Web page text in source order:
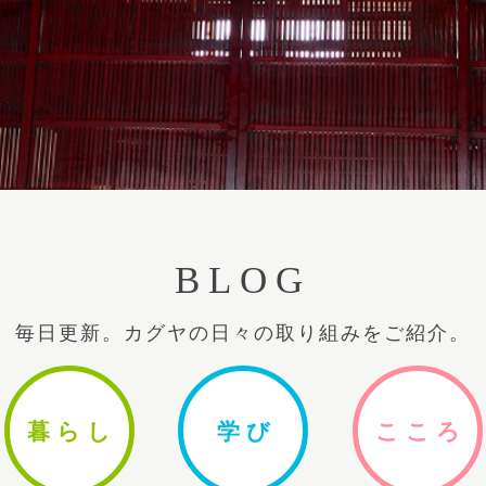
BLOG
毎日更新。カグヤの日々の取り組みをご紹介。
暮ら し 学 び ここ ろ